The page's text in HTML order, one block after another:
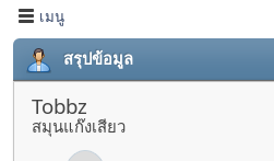
เมนู
สรุปข้อมูล
Tobbz
สมุนแก๊งเสียว